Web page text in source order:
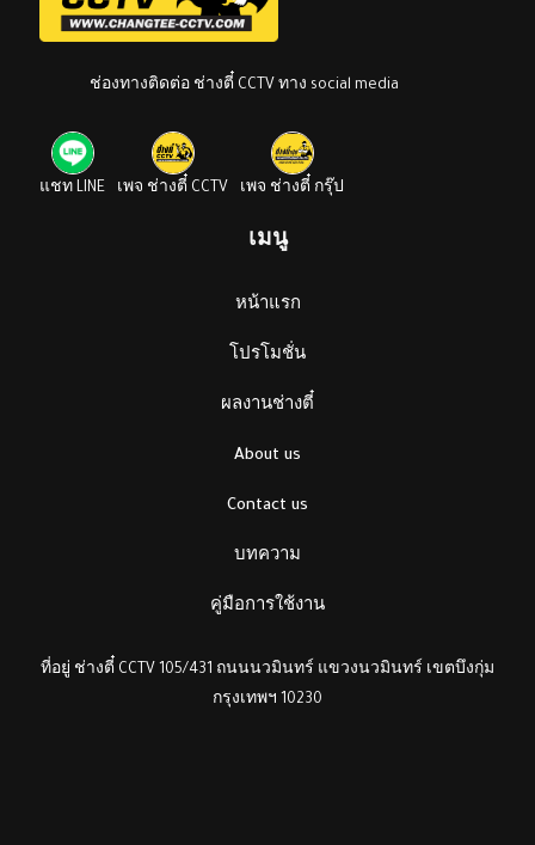
ช่องทางติดต่อ ช่างตี๋ CCTV ทาง social media
แชท LINE เพจ ช่างตี๋ CCTV เพจ ช่างตี๋ กรุ๊ป
เมนู
หน้าแรก
โปรโมชั่น
ผลงานช่างตี๋
About us
Contact us
บทความ
คู่มือการใช้งาน
ที่อยู่ ช่างตี๋ CCTV 105/431 ถนนนวมินทร์ แขวงนวมินทร์ เขตบึงกุ่ม
กรุงเทพฯ 10230